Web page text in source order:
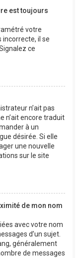
est toujours
votre
incorrecte, il se
ce
n’ait pas
n’ait encore traduit
à un
désirée. Si elle
une nouvelle
sur le site
de mon nom
avec votre nom
d’un sujet.
généralement
de messages